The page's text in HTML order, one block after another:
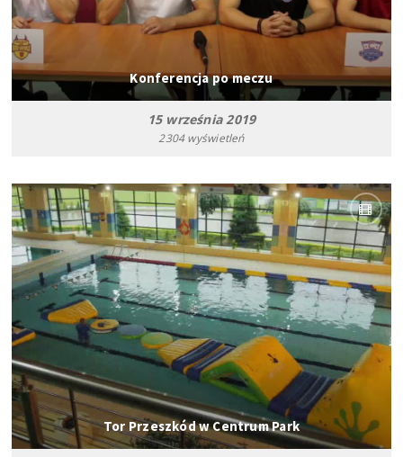
Konferencja po meczu
15 września 2019
2304 wyświetleń
Tor Przeszkód w Centrum Park